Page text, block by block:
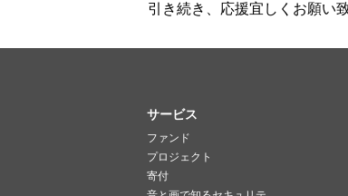
引き続き、応援宜しくお願い
サービス
ファンド
プロジェクト
寄付